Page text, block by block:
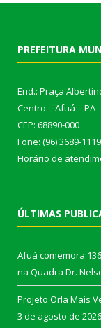
PREFEITURA
End.: Praça
Centro – Afuá – PA
CEP: 68890-000
Fone: (96) 3689-
Horário de
ÚLTIMAS
Afuá comemora
na Quadra Dr.
Projeto Orla Mais
3 de agosto de 2026